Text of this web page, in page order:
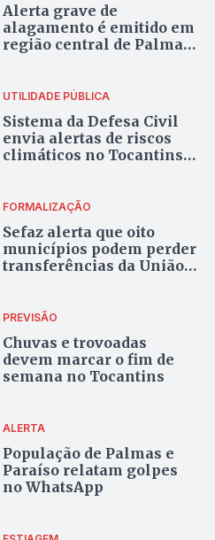
Alerta grave de
alagamento é emitido em
região central de Palmas
UTILIDADE PÚBLICA
Sistema da Defesa Civil
envia alertas de riscos
climáticos no Tocantins;
FORMALIZAÇÃO
Sefaz alerta que oito
municípios podem perder
transferências da União
PREVISÃO
Chuvas e trovoadas
devem marcar o fim de
semana no Tocantins
ALERTA
População de Palmas e
Paraíso relatam golpes
no WhatsApp